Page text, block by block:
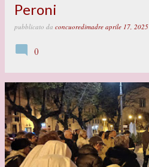
Peroni
pubblicato da concuoredimadre aprile 17, 2025
0